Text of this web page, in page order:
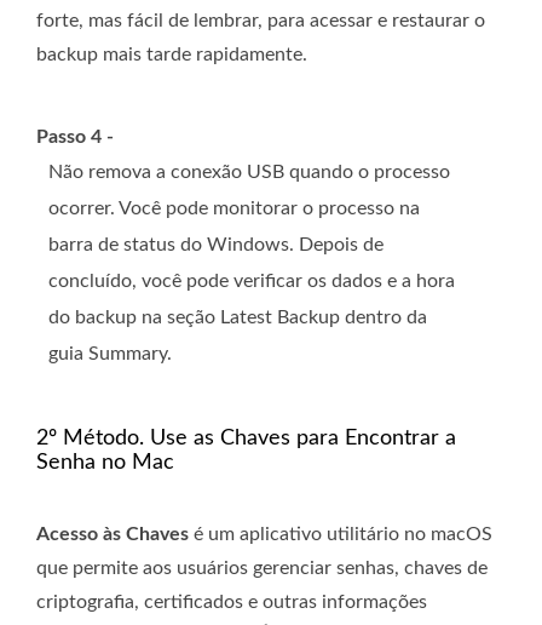
forte, mas fácil de lembrar, para acessar e restaurar o
backup mais tarde rapidamente.
Passo 4 -
Não remova a conexão USB quando o processo
ocorrer. Você pode monitorar o processo na
barra de status do Windows. Depois de
concluído, você pode verificar os dados e a hora
do backup na seção Latest Backup dentro da
guia Summary.
2º Método. Use as Chaves para Encontrar a
Senha no Mac
Acesso às Chaves é um aplicativo utilitário no macOS
que permite aos usuários gerenciar senhas, chaves de
criptografia, certificados e outras informações